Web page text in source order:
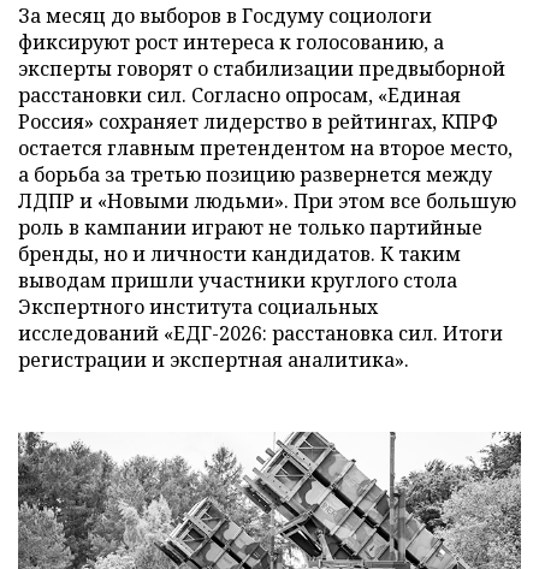
За месяц до выборов в Госдуму социологи
фиксируют рост интереса к голосованию, а
эксперты говорят о стабилизации предвыборной
расстановки сил. Согласно опросам, «Единая
Россия» сохраняет лидерство в рейтингах, КПРФ
остается главным претендентом на второе место,
а борьба за третью позицию развернется между
ЛДПР и «Новыми людьми». При этом все большую
роль в кампании играют не только партийные
бренды, но и личности кандидатов. К таким
выводам пришли участники круглого стола
Экспертного института социальных
исследований «ЕДГ-2026: расстановка сил. Итоги
регистрации и экспертная аналитика».